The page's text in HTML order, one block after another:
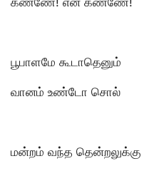
பூபாளமே கூடாதெனும்
வானம் உண்டோ சொல்
மன்றம் வந்த தென்றலுக்கு